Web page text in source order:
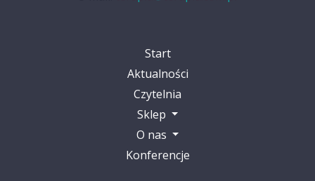
Start
Aktualności
Czytelnia
Sklep
O nas
Konferencje